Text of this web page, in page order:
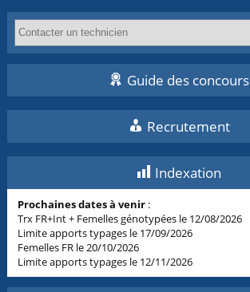
Guide des concours
Recrutement
Indexation
Prochaines dates à venir :
Trx FR+Int + Femelles génotypées le 12/08/2026
Limite apports typages le 17/09/2026
Femelles FR le 20/10/2026
Limite apports typages le 12/11/2026